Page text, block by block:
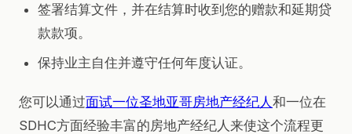
签署结算文件，并在结算时收到您的赠款和延期贷
款款项。
保持业主自住并遵守任何年度认证。
您可以通过面试一位圣地亚哥房地产经纪人 和一位在
SDHC方面经验丰富的房地产经纪人来使这个流程更